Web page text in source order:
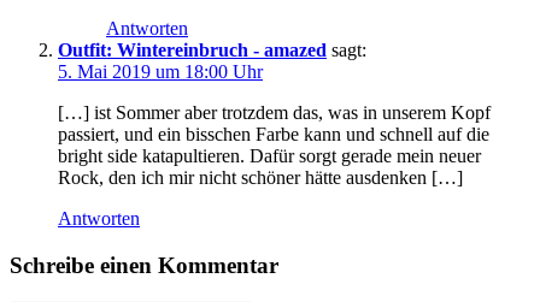
Antworten
Outfit: Wintereinbruch - amazed sagt:
5. Mai 2019 um 18:00 Uhr
[…] ist Sommer aber trotzdem das, was in unserem Kopf
passiert, und ein bisschen Farbe kann und schnell auf die
bright side katapultieren. Dafür sorgt gerade mein neuer
Rock, den ich mir nicht schöner hätte ausdenken […]
Antworten
Schreibe einen Kommentar